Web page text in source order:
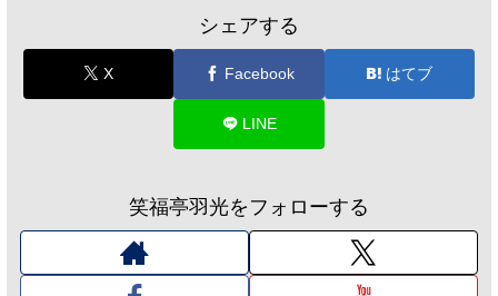
シェアする
X Facebook はてブ
LINE
笑福亭羽光をフォローする